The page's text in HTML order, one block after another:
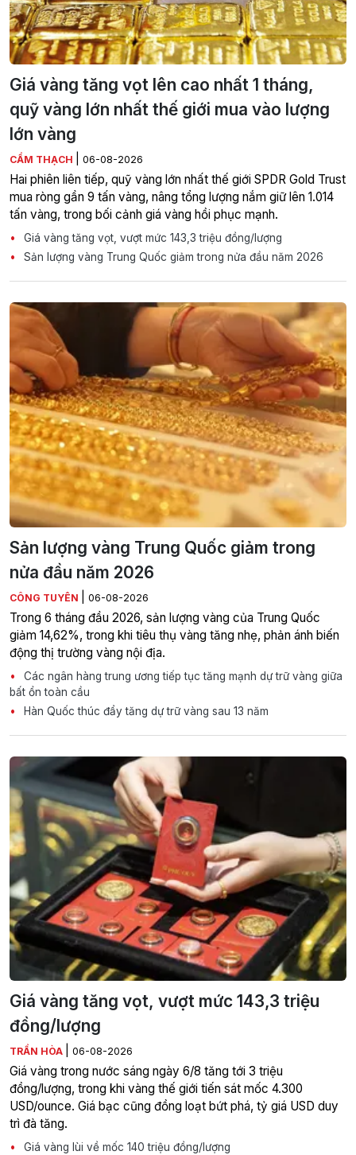
Giá vàng tăng vọt lên cao nhất 1 tháng,
quỹ vàng lớn nhất thế giới mua vào lượng
lớn vàng
CẨM THẠCH 06-08-2026
Hai phiên liên tiếp, quỹ vàng lớn nhất thế giới SPDR Gold Trust
mua ròng gần 9 tấn vàng, nâng tổng lượng nắm giữ lên 1.014
tấn vàng, trong bối cảnh giá vàng hồi phục mạnh.
Giá vàng tăng vọt, vượt mức 143,3 triệu đồng/lượng
Sản lượng vàng Trung Quốc giảm trong nửa đầu năm 2026
Sản lượng vàng Trung Quốc giảm trong
nửa đầu năm 2026
CÔNG TUYÊN 06-08-2026
Trong 6 tháng đầu 2026, sản lượng vàng của Trung Quốc
giảm 14,62%, trong khi tiêu thụ vàng tăng nhẹ, phản ánh biến
động thị trường vàng nội địa.
Các ngân hàng trung ương tiếp tục tăng mạnh dự trữ vàng giữa
bất ổn toàn cầu
Hàn Quốc thúc đẩy tăng dự trữ vàng sau 13 năm
Giá vàng tăng vọt, vượt mức 143,3 triệu
đồng/lượng
TRẦN HÒA 06-08-2026
Giá vàng trong nước sáng ngày 6/8 tăng tới 3 triệu
đồng/lượng, trong khi vàng thế giới tiến sát mốc 4.300
USD/ounce. Giá bạc cũng đồng loạt bứt phá, tỷ giá USD duy
trì đà tăng.
Giá vàng lùi về mốc 140 triệu đồng/lượng